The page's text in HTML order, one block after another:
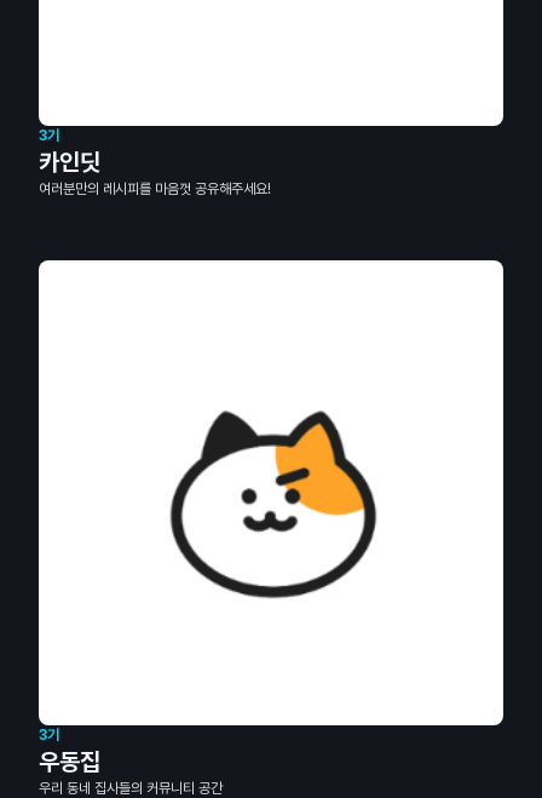
3기
카인딧
여러분만의 레시피를 마음껏 공유해주세요!
3기
우동집
우리 동네 집사들의 커뮤니티 공간